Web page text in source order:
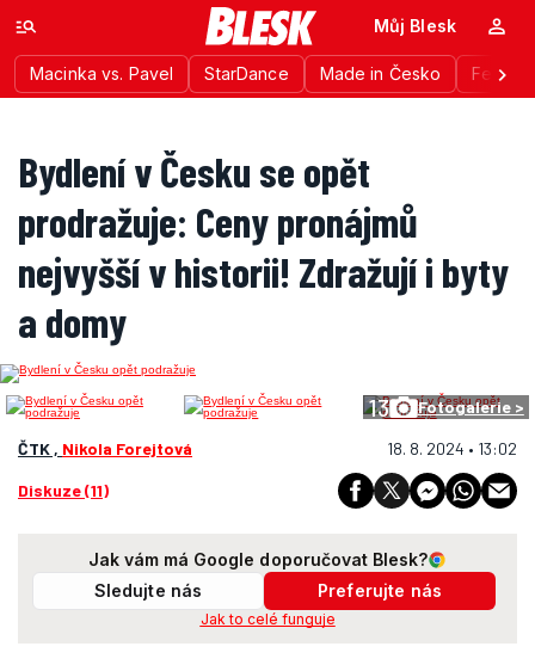
Macinka vs. Pavel StarDance Made in Česko
Můj Blesk
Bydlení v Česku se opět
prodražuje: Ceny pronájmů
nejvyšší v historii! Zdražují i byty
a domy
13 Fotogalerie >
ČTK , Nikola Forejtová 18. 8. 2024 • 13:02
Diskuze (11)
Jak vám má Google doporučovat Blesk?
Sledujte nás
Preferujte nás
Jak to celé funguje